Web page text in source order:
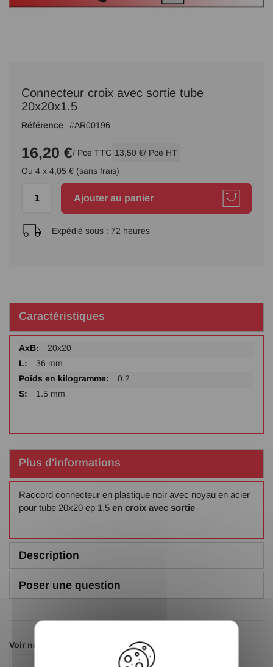
début
Galerie
Connecteur croix avec sortie tube
20x20x1.5
Référence AR00196
16,20 €/ Pce TTC 13,50 €/ Pce HT
Ou 4 x 4,05 € (sans frais)
Ajouter au panier
Expédié sous : 72 heures
Caractéristiques
Plus
d'infos
20x20
36 mm
0.2
1.5 mm
Plus d'informations
Raccord connecteur en plastique noir avec noyau en acier
pour tube 20x20 ep 1.5 en croix avec sortie
Description
Poser une question
Voir nos autres pages :